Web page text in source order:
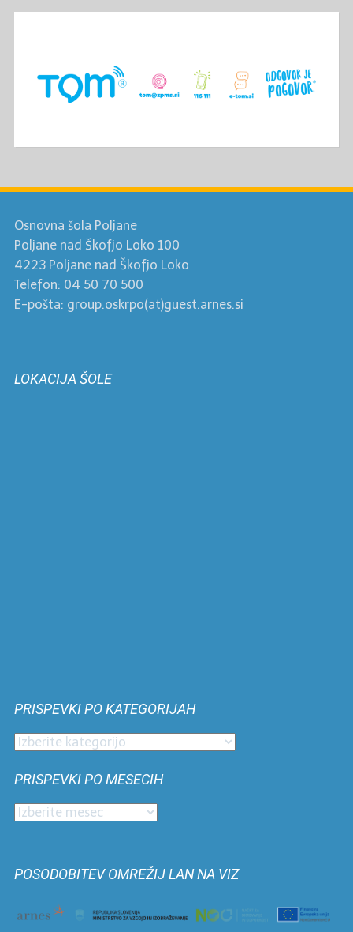
Osnovna šola Poljane
Poljane nad Škofjo Loko 100
4223 Poljane nad Škofjo Loko
Telefon: 04 50 70 500
E-pošta: group.oskrpo(at)guest.arnes.si
LOKACIJA ŠOLE
PRISPEVKI PO KATEGORIJAH
Prispevki
kategorijah
PRISPEVKI PO MESECIH
Prispevki
POSODOBITEV OMREŽIJ LAN NA VIZ